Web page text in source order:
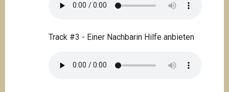
Track #3 - Einer Nachbarin Hilfe anbieten